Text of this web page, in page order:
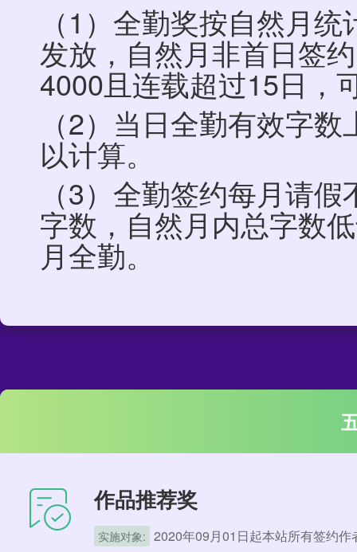
（1）全勤奖按自然月
发放，自然月非首日签
4000且连载超过15日，
（2）当日全勤有效字
以计算。
（3）全勤签约每月请
字数，自然月内总字数
月全勤。
作品推荐奖
实施对象: 2020年09月01日起本站所有签约作